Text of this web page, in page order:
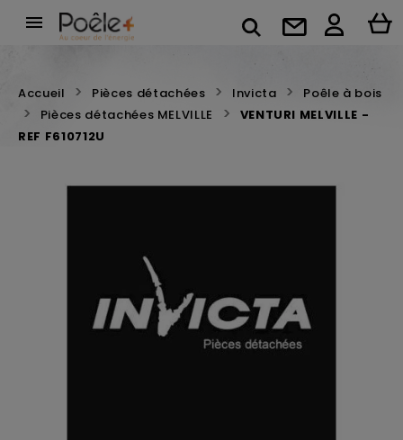

Accueil Pièces détachées Invicta
Poêle à bois
Pièces détachées MELVILLE
VENTURI MELVILLE -
REF F610712U